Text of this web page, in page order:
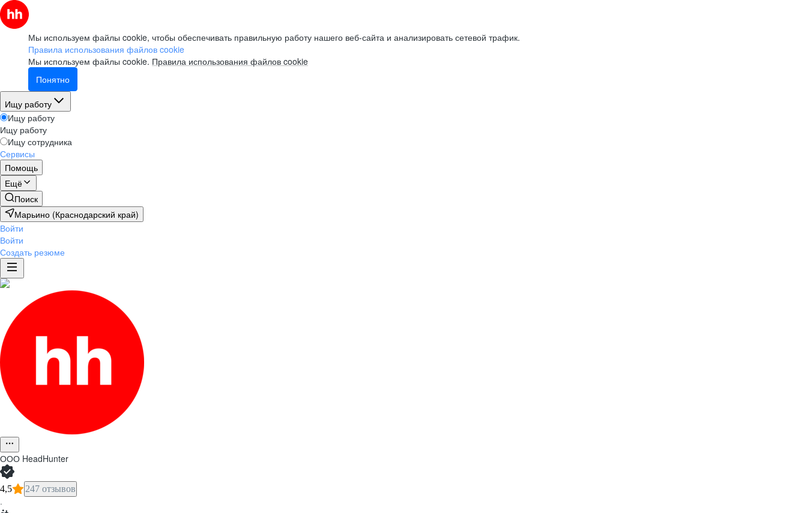
Мы используем файлы cookie, чтобы обеспечивать правильную работу нашего веб-сайта и анализировать сетевой трафик.
Правила использования файлов cookie
Мы используем файлы cookie. Правила использования файлов cookie
Понятно
Ищу работу
Ищу работу
Ищу работу
Ищу сотрудника
Сервисы
Помощь
Ещё
Поиск
Марьино (Краснодарский край)
Войти
Войти
Создать резюме
ООО HeadHunter
4,5 247 отзывов
·